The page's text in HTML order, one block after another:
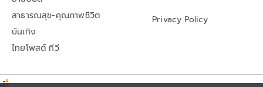
สาธารณสุข-คุณภาพชีวิต
บันเทิง
ไทยโพสต์ ทีวี
Privacy Policy